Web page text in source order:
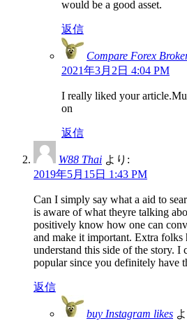
would be a good asset.
返信
Compare Forex
2021年3月2日 4:04 PM
I really liked your
on
返信
W88 Thai より:
2019年5月15日 1:43 PM
Can I simply say what a aid to
is aware of what theyre talking
positively know how one can
and make it important. Extra folks
understand this side of the story. I
popular since you definitely have
返信
buy Instagram likes